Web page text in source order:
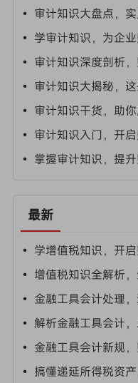
• 审计知识大盘点，实
• 学审计知识，为企
• 审计知识深度剖析
• 审计知识大揭秘，这
• 审计知识干货，助你
• 审计知识入门，开
• 掌握审计知识，提
最新
• 学增值税知识，开
• 增值税知识全解析，
• 金融工具会计处理
• 解析金融工具会计
• 金融工具会计新规
• 搞懂递延所得税资